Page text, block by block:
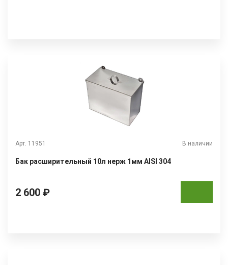
Арт. 11951 В наличии
Бак расширительный 10л нерж 1мм AISI 304
2 600 ₽